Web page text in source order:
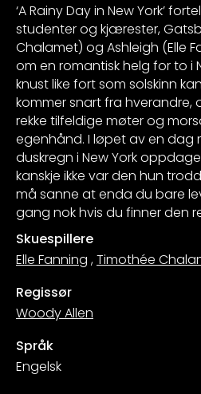
‘A Rainy Day in New York’
studenter og kjærester,
Chalamet) og Ashleigh (Elle
om en romantisk helg for to i
knust like fort som solskinn
kommer snart fra
rekke tilfeldige møter og
egenhånd. I løpet av en dag
duskregn i New York
kanskje ikke var den hun
må sanne at enda du bare
gang nok hvis du finner den
Skuespillere
Elle Fanning ,Timothée
Regissør
Woody Allen
Språk
Engelsk